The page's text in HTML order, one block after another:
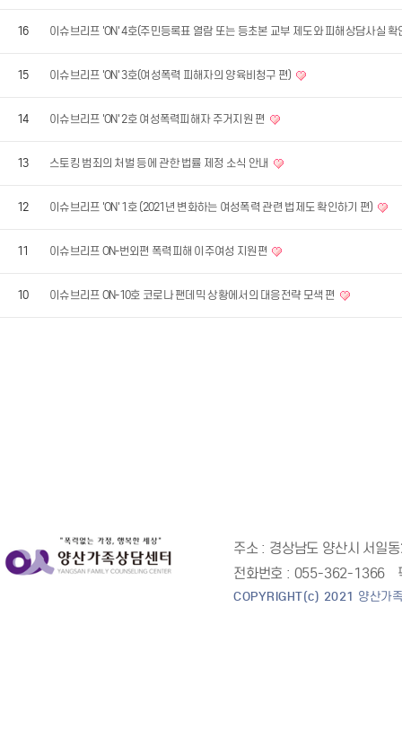
16 이슈브리프 'ON' 4호(주민등록표 열람 또는 등초본 교부 제도와 피해상담사실
15 이슈브리프 'ON' 3호(여성폭력 피해자의 양육비청구 편)
14 이슈브리프 'ON' 2호 여성폭력피해자 주거지원 편
13 스토킹 범죄의 처벌 등에 관한 법률 제정 소식 안내
12 이슈브리프 'ON' 1호 (2021년 변화하는 여성폭력 관련 법제도 확인하기 편)
11 이슈브리프 ON-번외편 폭력피해 이주여성 지원편
10 이슈브리프 ON-10호 코로나 팬데믹 상황에서의 대응전략 모색 편
주소 : 경상남도 양산시 서일
전화번호 : 055-362-1366
COPYRIGHT(c) 2021 양산가